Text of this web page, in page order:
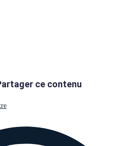
ce contenu